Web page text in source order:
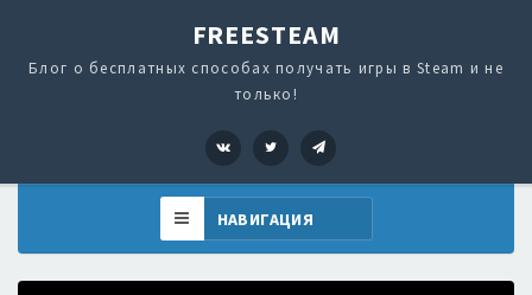
FREESTEAM
Блог о бесплатных способах получать игры в Steam и не
только!
VK Twitter